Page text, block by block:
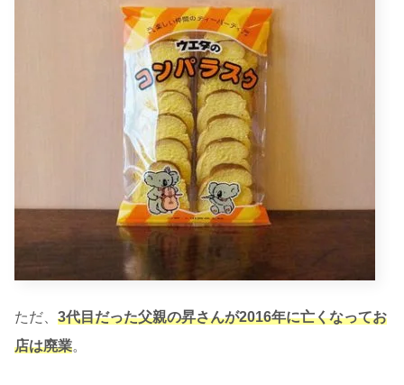
ただ、 3代目だった父親の昇さんが2016年に亡くなってお
店は廃業。